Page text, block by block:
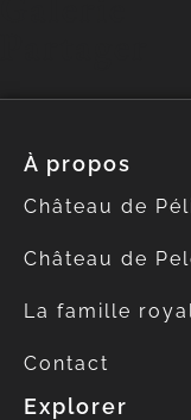
À propos
Château de
Château de
La famille
Contact
Explorer